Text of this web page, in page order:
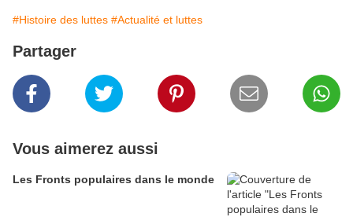
#Histoire des luttes #Actualité et luttes
Partager
Vous aimerez aussi
Les Fronts populaires dans le monde